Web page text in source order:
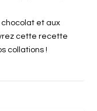
chocolat et aux
cette recette
collations !